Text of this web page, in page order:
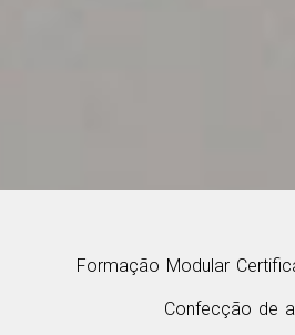
Formação Modular
Confecção de